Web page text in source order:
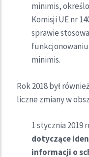
minimis,
Komisji UE nr
sprawie
minimis.
Rok 2018 był
liczne zmiany w
1 stycznia 2019
dotyczące
informacji o